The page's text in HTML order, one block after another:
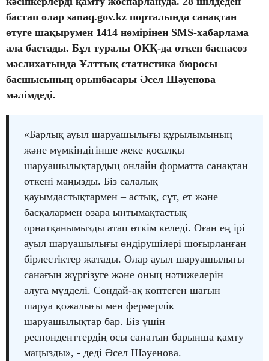
бастап олар sanaq.gov.kz порталында санақтан
өтуге шақырумен 1414 нөмірінен SMS-хабарлама
ала бастады. Бұл туралы ОКҚ-да өткен баспасөз
мәслихатында Ұлттық статистика бюросы
басшысының орынбасары Әсел Шәуенова
мәлімдеді.
«Барлық ауыл шаруашылығы құрылымының
және мүмкіндігінше жеке қосалқы
шаруашылықтардың онлайн форматта санақтан
өткені маңызды. Біз салалық
қауымдастықтармен – астық, сүт, ет және
басқалармен өзара ынтымақтастық
орнатқанымызды атап өткім келеді. Оған ең ірі
ауыл шаруашылығы өндірушілері шоғырланған
бірлестіктер жатады. Олар ауыл шаруашылығы
санағын жүргізуге және оның нәтижелерін
алуға мүдделі. Сондай-ақ көптеген шағын
шаруа қожалығы мен фермерлік
шаруашылықтар бар. Біз үшін
респонденттердің осы санатын барынша қамту
маңызды», - деді Әсел Шәуенова.